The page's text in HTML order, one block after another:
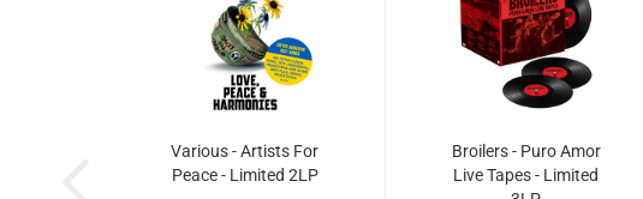
Various - Artists For
Peace - Limited 2LP
Broilers - Puro Amor
Live Tapes - Limited